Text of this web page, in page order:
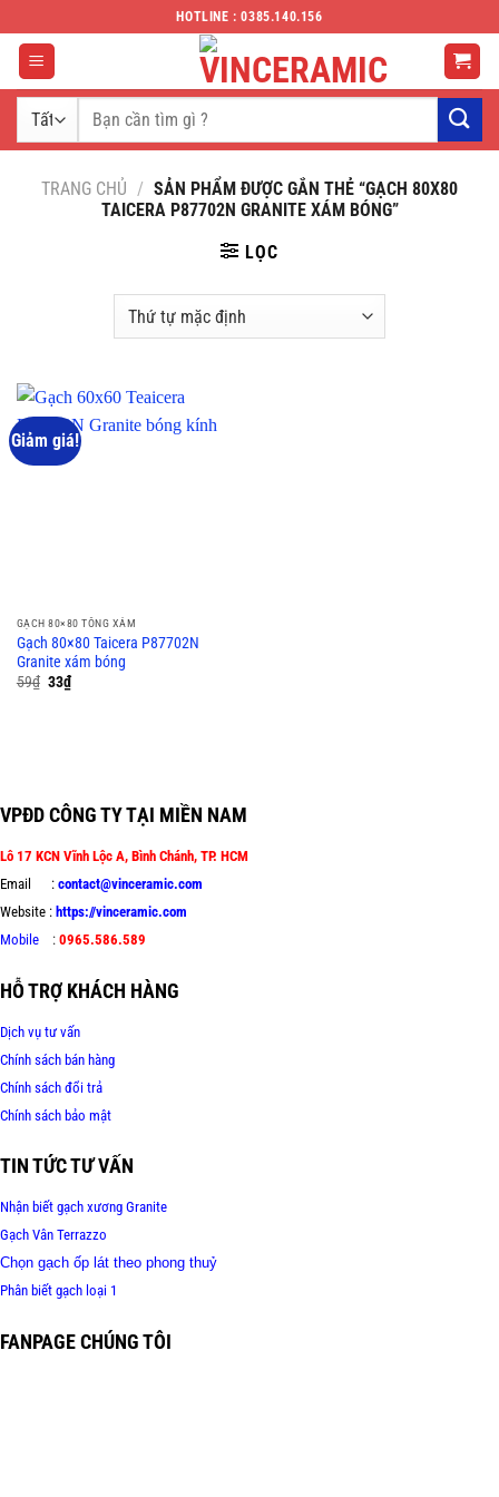
đến
dung
HOTLINE : 0385.140.156
Tìm
kiếm:
TRANG CHỦ / SẢN PHẨM ĐƯỢC GẮN THẺ “GẠCH 80X80
TAICERA P87702N GRANITE XÁM BÓNG”
LỌC
Giảm giá!
GẠCH 80×80 TÔNG XÁM
Gạch 80×80 Taicera P87702N
Granite xám bóng
59₫ 33₫
VPĐD CÔNG TY TẠI MIỀN NAM
Lô 17 KCN Vĩnh Lộc A, Bình Chánh, TP. HCM
Email : contact@vinceramic.com
Website : https://vinceramic.com
Mobile : 0965.586.589
HỖ TRỢ KHÁCH HÀNG
Dịch vụ tư vấn
Chính sách bán hàng
Chính sách đổi trả
Chính sách bảo mật
TIN TỨC TƯ VẤN
Nhận biết gạch xương Granite
Gạch Vân Terrazzo
Chọn gạch ốp lát theo phong thuỷ
Phân biết gạch loại 1
FANPAGE CHÚNG TÔI